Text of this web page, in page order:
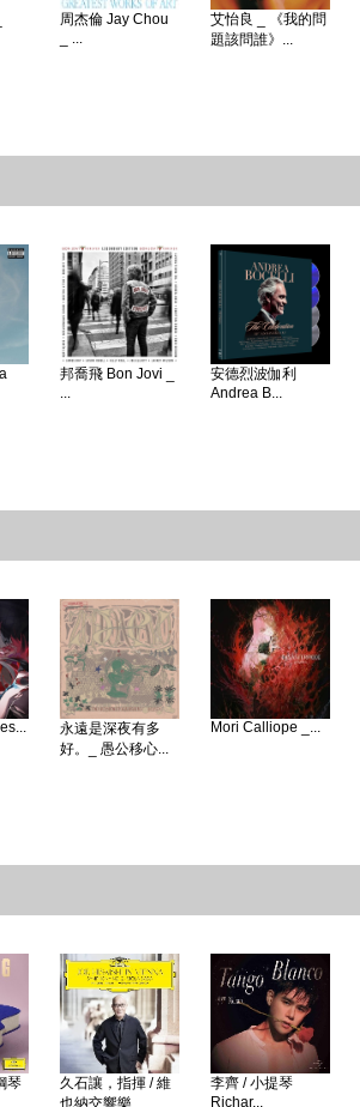
周杰倫 Jay Chou
_ ...
艾怡良 _ 《我的問
題該問誰》...
邦喬飛 Bon Jovi _
...
安德烈波伽利
Andrea B...
永遠是深夜有多
好。_ 愚公移心...
Mori Calliope _...
琴
久石讓，指揮 / 維
也納交響樂...
李齊 / 小提琴
Richar...